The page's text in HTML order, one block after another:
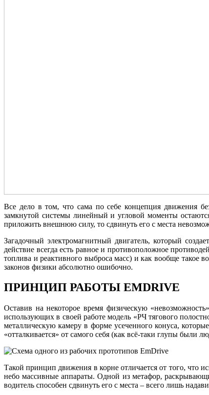
Все дело в том, что сама по себе концепция движения
замкнутой системы линейный и угловой моменты
приложить внешнюю силу, то сдвинуть его с места
Загадочный электромагнитный двигатель, который
действие всегда есть равное и противоположное
топлива и реактивного выброса масс) и как вообще такое
законов физики абсолютно ошибочно.
ПРИНЦИП РАБОТЫ EMDRIVE
Оставив на некоторое время физическую
использующих в своей работе модель «РЧ тягового
металлическую камеру в форме усеченного конуса,
«отталкивается» от самого себя (как всё-таки глупы были
Такой принцип движения в корне отличается от того, что
небо массивные аппараты. Одной из метафор,
водитель способен сдвинуть его с места – всего лишь